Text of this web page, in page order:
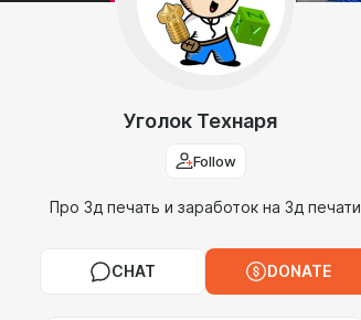
Уголок Технаря
Follow
Про 3д печать и заработок на 3д печати
CHAT DONATE